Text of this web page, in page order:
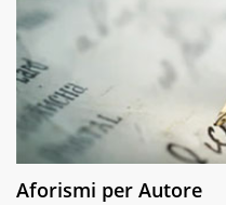
Aforismi per Autore